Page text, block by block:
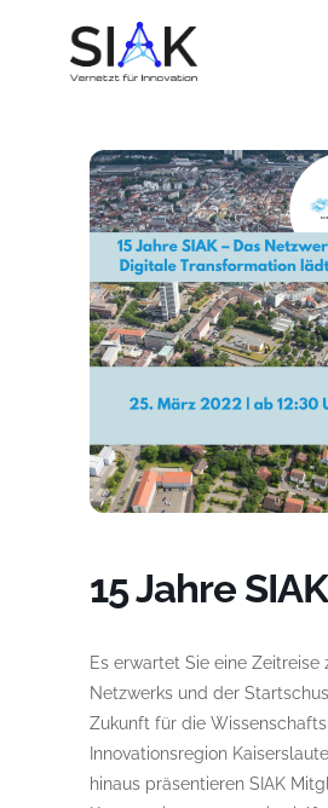
15 Jahre SIAK
Es erwartet Sie eine Zeitreise
Netzwerks und der
Zukunft für die
Innovationsregion
hinaus präsentieren SIAK